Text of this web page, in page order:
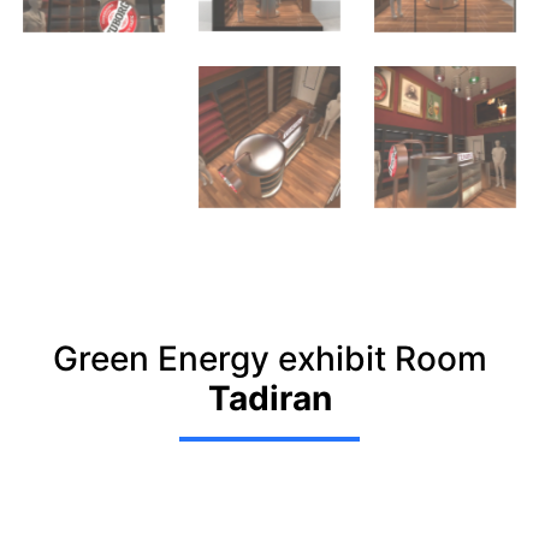
Green Energy exhibit Room
Tadiran